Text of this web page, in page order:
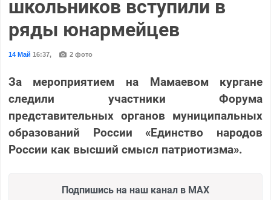
школьников вступили в
ряды юнармейцев
14 Май 16:37, 2 фото
За мероприятием на Мамаевом кургане
следили участники Форума
представительных органов муниципальных
образований России «Единство народов
России как высший смысл патриотизма».
Подпишись на наш канал в MAX